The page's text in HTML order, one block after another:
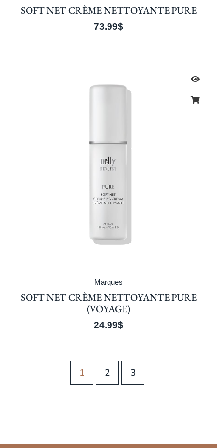
SOFT NET CRÈME NETTOYANTE PURE
73.99$
Marques
SOFT NET CRÈME NETTOYANTE PURE
(VOYAGE)
24.99$
1 2 3